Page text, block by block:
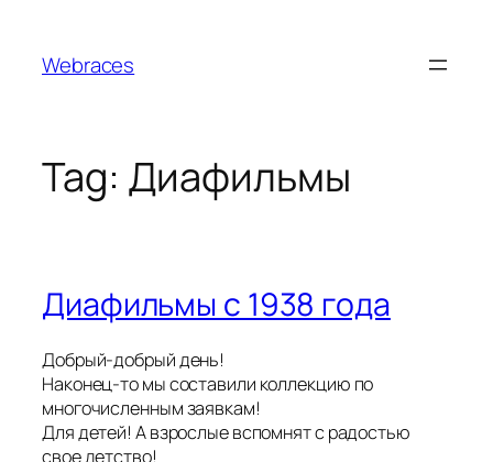
content
Webraces
Tag: Диафильмы
Диафильмы с 1938 года
Добрый-добрый день!
Наконец-то мы составили коллекцию по
многочисленным заявкам!
Для детей! А взрослые вспомнят с радостью
свое детство!